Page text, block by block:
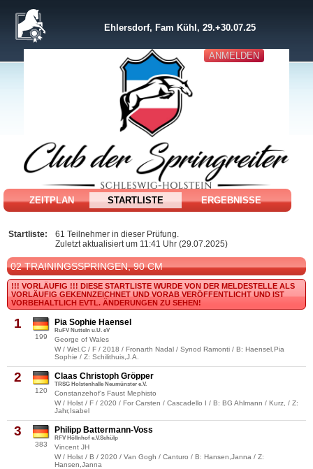
ANMELDEN
Ehlersdorf, Fam Kühl, 29.+30.07.25
ZEITPLAN STARTLISTE ERGEBNISSE
Startliste:
61 Teilnehmer in dieser Prüfung.
Zuletzt aktualisiert um 11:41 Uhr (29.07.2025)
02 TRAININGSSPRINGEN, 90 CM
!!! VORLÄUFIG !!! DIESE STARTLISTE WURDE VON DER MELDESTELLE ALS
VORLÄUFIG GEKENNZEICHNET UND VORAB VERÖFFENTLICHT UND IST
VORBEHALTLICH EVTL. ÄNDERUNGEN ZU SEHEN!
1
199
Pia Sophie Haensel
RuFV Nutteln u.U. eV
George of Wales
W / Wel.C / F / 2018 / Fronarth Nadal / Synod Ramonti / B: Haensel,Pia
Sophie / Z: Schilithuis,J.A.
2
120
Claas Christoph Gröpper
TRSG Holstenhalle Neumünster e.V.
Constanzehof's Faust Mephisto
W / Holst / F / 2020 / For Carsten / Cascadello I / B: BG Ahlmann / Kurz, / Z:
Jahr,Isabel
3
383
Philipp Battermann-Voss
RFV Höllnhof e.V.Schülp
Vincent JH
W / Holst / B / 2020 / Van Gogh / Canturo / B: Hansen,Janna / Z:
Hansen,Janna